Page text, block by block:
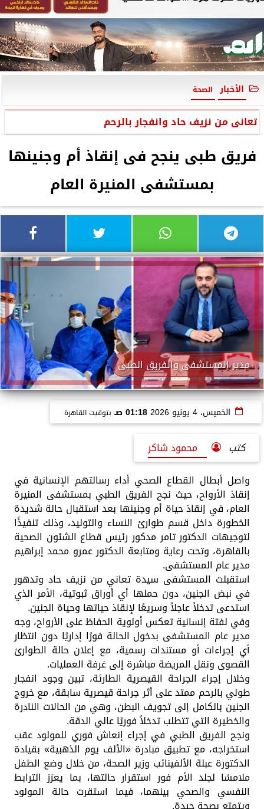
الأخبار الصحة
تعانى من نزيف حاد وانفجار بالرحم
فريق طبى ينجح فى إنقاذ أم وجنينها
بمستشفى المنيرة العام
مدير المستشفى والفريق الطبى
الخميس، 4 يونيو 2026 01:18 صـ بتوقيت القاهرة
كتب
محمود شاكر
واصل أبطال القطاع الصحي أداء رسالتهم الإنسانية في
إنقاذ الأرواح، حيث نجح الفريق الطبي بمستشفى المنيرة
العام، في إنقاذ حياة أم وجنينها بعد استقبال حالة شديدة
الخطورة داخل قسم طوارئ النساء والتوليد، وذلك تنفيذًا
لتوجيهات الدكتور تامر مدكور رئيس قطاع الشئون الصحية
بالقاهرة، وتحت رعاية ومتابعة الدكتور عمرو محمد إبراهيم
مدير عام المستشفى.
استقبلت المستشفى سيدة تعاني من نزيف حاد وتدهور
في نبض الجنين، دون حملها أي أوراق ثبوتية، الأمر الذي
استدعى تدخلاً عاجلاً وسريعًا لإنقاذ حياتها وحياة الجنين.
وفي لفتة إنسانية تعكس أولوية الحفاظ على الأرواح، وجه
مدير عام المستشفى بدخول الحالة فورًا إداريًا دون انتظار
أي إجراءات أو مستندات رسمية، مع إعلان حالة الطوارئ
القصوى ونقل المريضة مباشرة إلى غرفة العمليات.
وخلال إجراء الجراحة القيصرية الطارئة، تبين وجود انفجار
طولي بالرحم ممتد على أثر جراحة قيصرية سابقة، مع خروج
الجنين بالكامل إلى تجويف البطن، وهي من الحالات النادرة
والخطيرة التي تتطلب تدخلاً فوريًا عالي الدقة.
ونجح الفريق الطبي في إجراء إنعاش فوري للمولود عقب
استخراجه، مع تطبيق مبادرة «الألف يوم الذهبية» بقيادة
الدكتورة عبلة الألفينائب وزير الصحة، من خلال وضع الطفل
ملامسًا لجلد الأم فور استقرار حالتها، بما يعزز الترابط
النفسي والصحي بينهما، فيما استقرت حالة المولود